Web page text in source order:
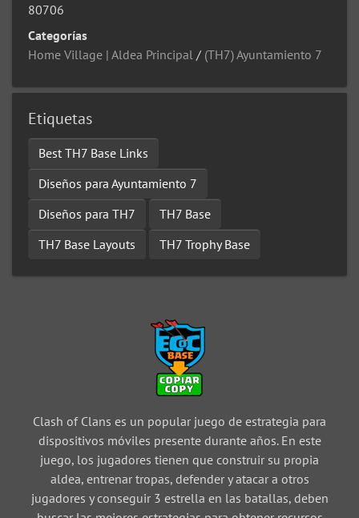
80706
Categorías
Home Village | Aldea Principal / (TH7) Ayuntamiento 7
Etiquetas
Best TH7 Base Links
Diseños para Ayuntamiento 7
Diseños para TH7
TH7 Base
TH7 Base Layouts
TH7 Trophy Base
Clash of Clans es un popular juego de estrategia para
dispositivos móviles presente durante años. En este
juego, los jugadores tienen que construir su propia
aldea, entrenar tropas, defender y atacar a otros
jugadores y conseguir 3 estrella en las batallas, deben